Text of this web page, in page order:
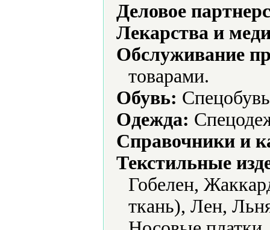
Деловое
Лекарства и
Обслуживание
товарами.
Обувь:
Одежда:
Справочники и
Текстильные
Гобелен,
ткань), Лен,